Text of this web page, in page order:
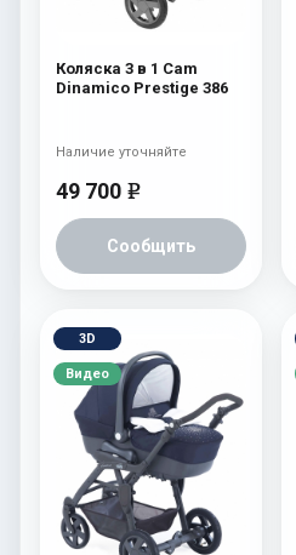
Коляска 3 в 1 Cam
Dinamico Prestige 386
49 700 e
Сообщить
Наличие уточняйте
3D
Видео